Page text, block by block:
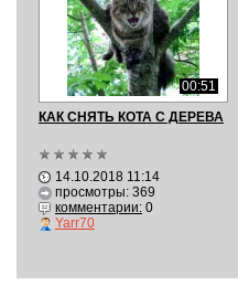
00:51
КАК СНЯТЬ КОТА С ДЕРЕВА
14.10.2018 11:14
просмотры: 369
комментарии:0
Yarr70